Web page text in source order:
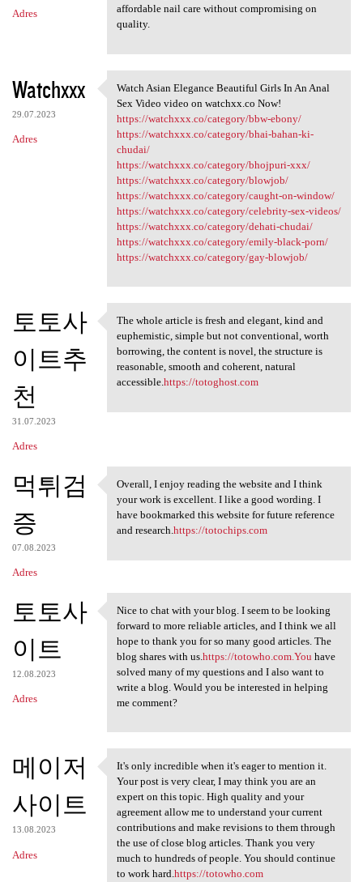
Adres
affordable nail care without compromising on
quality.
Watchxxx
29.07.2023
Adres
Watch Asian Elegance
Watch Asian Elegance Beautiful Girls In An Anal
Sex Video video on watchxx.co Now!
https://watchxxx.co/category/bbw-ebony/
https://watchxxx.co/category/bhai-bahan-ki-
chudai/
https://watchxxx.co/category/bhojpuri-xxx/
https://watchxxx.co/category/blowjob/
https://watchxxx.co/category/caught-on-window/
https://watchxxx.co/category/celebrity-sex-videos/
https://watchxxx.co/category/dehati-chudai/
https://watchxxx.co/category/emily-black-porn/
https://watchxxx.co/category/gay-blowjob/
토토사
이트추
천
31.07.2023
Adres
The whole article is fresh
The whole article is fresh and elegant, kind and
euphemistic, simple but not conventional, worth
borrowing, the content is novel, the structure is
reasonable, smooth and coherent, natural
accessible.https://totoghost.com
먹튀검
증
07.08.2023
Adres
Overall, I enjoy reading the
Overall, I enjoy reading the website and I think
your work is excellent. I like a good wording. I
have bookmarked this website for future reference
and research.https://totochips.com
토토사
이트
12.08.2023
Adres
Nice to chat with your blog.
Nice to chat with your blog. I seem to be looking
forward to more reliable articles, and I think we all
hope to thank you for so many good articles. The
blog shares with us. https://totowho.com.You have
solved many of my questions and I also want to
write a blog. Would you be interested in helping
me comment?
메이저
사이트
13.08.2023
Adres
It's only incredible when it
It's only incredible when it's eager to mention it.
Your post is very clear, I may think you are an
expert on this topic. High quality and your
agreement allow me to understand your current
contributions and make revisions to them through
the use of close blog articles. Thank you very
much to hundreds of people. You should continue
to work hard.https://totowho.com